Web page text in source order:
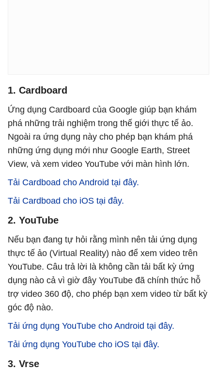
1. Cardboard
Ứng dụng Cardboard của Google giúp bạn khám
phá những trải nghiệm trong thế giới thực tế ảo.
Ngoài ra ứng dụng này cho phép bạn khám phá
những ứng dụng mới như Google Earth, Street
View, và xem video YouTube với màn hình lớn.
Tải Cardboad cho Android tại đây.
Tải Cardboad cho iOS tại đây.
2. YouTube
Nếu bạn đang tự hỏi rằng mình nên tải ứng dụng
thực tế ảo (Virtual Reality) nào để xem video trên
YouTube. Câu trả lời là không cần tải bất kỳ ứng
dụng nào cả vì giờ đây YouTube đã chính thức hỗ
trợ video 360 độ, cho phép bạn xem video từ bất kỳ
góc độ nào.
Tải ứng dụng YouTube cho Android tại đây.
Tải ứng dụng YouTube cho iOS tại đây.
3. Vrse